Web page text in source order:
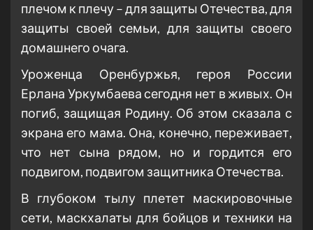
плечом к плечу – для защиты Отечества, для
защиты своей семьи, для защиты своего
домашнего очага.
Уроженца Оренбуржья, героя России
Ерлана Уркумбаева сегодня нет в живых. Он
погиб, защищая Родину. Об этом сказала с
экрана его мама. Она, конечно, переживает,
что нет сына рядом, но и гордится его
подвигом, подвигом защитника Отечества.
В глубоком тылу плетет маскировочные
сети, маскхалаты для бойцов и техники на